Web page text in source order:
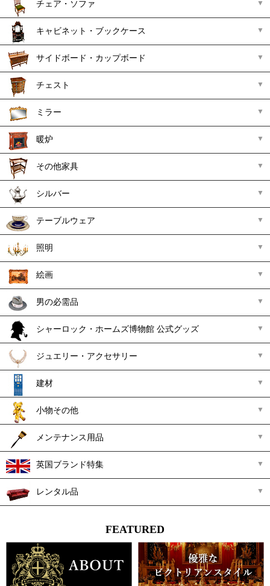
チェア・ソファ
キャビネット・ブックケース
サイドボード・カップボード
チェスト
ミラー
暖炉
その他家具
シルバー
テーブルウェア
照明
絵画
男の必需品
シャーロック・ホームズ博物館 公式グッズ
ジュエリー・アクセサリー
建材
小物その他
メンテナンス用品
英国ブランド特集
レンタル品
FEATURED